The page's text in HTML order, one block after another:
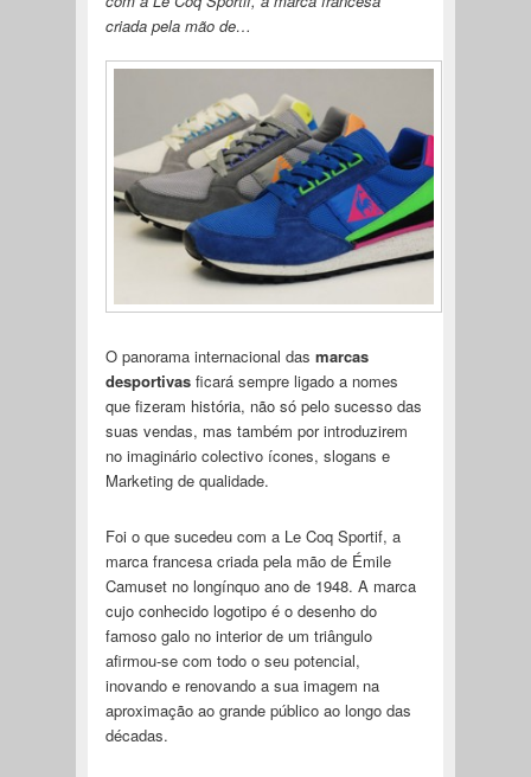
criada pela mão de…
O panorama internacional das marcas
desportivasficará sempre ligado a nomes
que fizeram história, não só pelo sucesso das
suas vendas, mas também por introduzirem
no imaginário colectivo ícones, slogans e
Marketing de qualidade.
Foi o que sucedeu com a Le Coq Sportif, a
marca francesa criada pela mão de Émile
Camuset no longínquo ano de 1948. A marca
cujo conhecido logotipo é o desenho do
famoso galo no interior de um triângulo
afirmou-se com todo o seu potencial,
inovando e renovando a sua imagem na
aproximação ao grande público ao longo das
décadas.